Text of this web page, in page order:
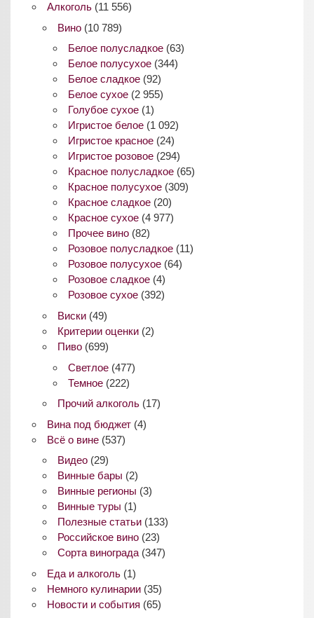
Алкоголь(11 556)
Вино(10 789)
Белое полусладкое (63)
Белое полусухое (344)
Белое сладкое (92)
Белое сухое (2 955)
Голубое сухое (1)
Игристое белое (1 092)
Игристое красное (24)
Игристое розовое (294)
Красное полусладкое (65)
Красное полусухое (309)
Красное сладкое (20)
Красное сухое (4 977)
Прочее вино (82)
Розовое полусладкое (11)
Розовое полусухое (64)
Розовое сладкое (4)
Розовое сухое (392)
Виски(49)
Критерии оценки(2)
Пиво(699)
Светлое (477)
Темное (222)
Прочий алкоголь(17)
Вина под бюджет(4)
Всё о вине(537)
Видео(29)
Винные бары (2)
Винные регионы (3)
Винные туры (1)
Полезные статьи(133)
Российское вино(23)
Сорта винограда(347)
Еда и алкоголь(1)
Немного кулинарии(35)
Новости и события (65)